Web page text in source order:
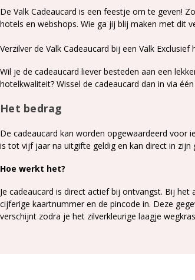
De Valk Cadeaucard is een feestje om te geven!
hotels en webshops. Wie ga jij blij maken met dit
Verzilver de Valk Cadeaucard bij een Valk
Wil je de cadeaucard liever besteden aan een
hotelkwaliteit? Wissel de cadeaucard dan in via
Het bedrag
De cadeaucard kan worden opgewaardeerd voor
is tot vijf jaar na uitgifte geldig en kan direct in zijn
Hoe werkt het?
Je cadeaucard is direct actief bij ontvangst. Bij
cijferige kaartnummer en de pincode in. Deze
verschijnt zodra je het zilverkleurige laagje